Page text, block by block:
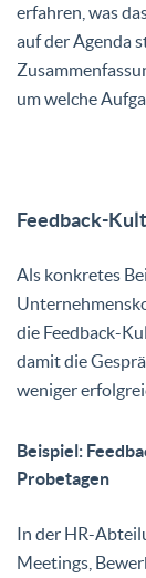
erfahren, was
auf der Agenda
um welche
Feedback-
Als konkretes
die Feedback-
damit die
weniger
Beispiel:
Probetagen
In der HR-
Meetings,